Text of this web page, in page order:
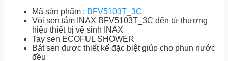
Mã sản phẩm : BFV5103T_3C
Vòi sen tắm INAX BFV5103T_3C đến từ thương
hiệu thiết bị vệ sinh INAX
Tay sen ECOFUL SHOWER
Bát sen được thiết kế đặc biệt giúp cho phun nước
đều